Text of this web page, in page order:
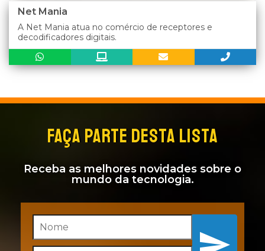
Net Mania
A Net Mania atua no comércio de receptores e
decodificadores digitais.
FAÇA PARTE DESTA LISTA
Receba as melhores novidades sobre o
mundo da tecnologia.
Inscreva-se